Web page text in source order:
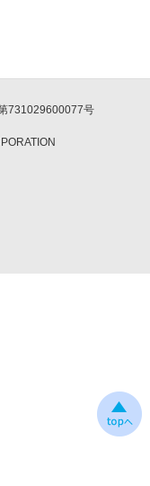
731029600077号